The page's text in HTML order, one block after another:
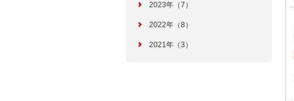
2023年（7）
2022年（8）
2021年（3）